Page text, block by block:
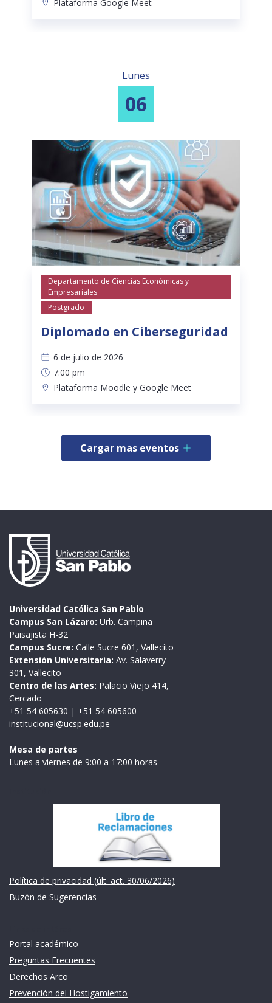
Plataforma Google Meet
Lunes
06
Departamento de Ciencias Económicas y
Empresariales
Postgrado
Diplomado en Ciberseguridad
6 de julio de 2026
7:00 pm
Plataforma Moodle y Google Meet
Cargar mas eventos
Universidad Católica San Pablo
Campus San Lázaro: Urb. Campiña
Paisajista H-32
Campus Sucre: Calle Sucre 601, Vallecito
Extensión Universitaria: Av. Salaverry
301, Vallecito
Centro de las Artes: Palacio Viejo 414,
Cercado
+51 54 605630 | +51 54 605600
institucional@ucsp.edu.pe
Mesa de partes
Lunes a viernes de 9:00 a 17:00 horas
Política de privacidad (últ. act. 30/06/2026)
Buzón de Sugerencias
Portal académico
Preguntas Frecuentes
Derechos Arco
Prevención del Hostigamiento